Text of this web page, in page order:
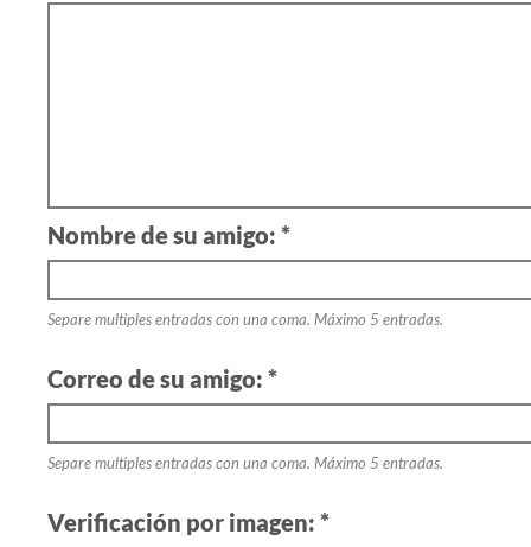
Nombre de su amigo: *
Separe multiples entradas con una coma. Máximo 5 entradas.
Correo de su amigo: *
Separe multiples entradas con una coma. Máximo 5 entradas.
Verificación por imagen: *